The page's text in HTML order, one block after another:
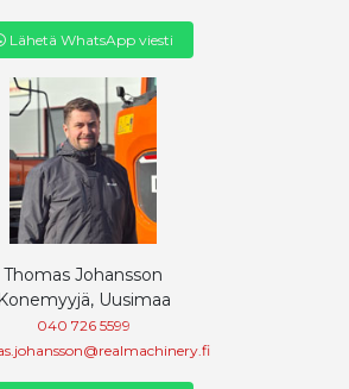
Lähetä WhatsApp viesti
Thomas Johansson
Konemyyjä, Uusimaa
040 726 5599